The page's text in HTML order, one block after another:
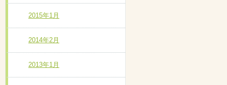
2015年1月
2014年2月
2013年1月